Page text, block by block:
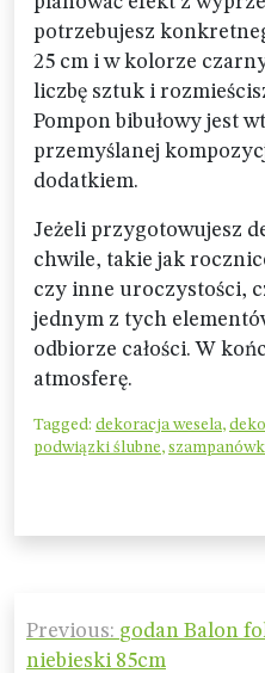
potrzebujesz
25 cm i w kolorze
liczbę sztuk i
Pompon bibułowy jest
przemyślanej
dodatkiem.
Jeżeli przygotowujesz
chwile, takie jak
czy inne uroczystości,
jednym z tych
odbiorze całości. W
atmosferę.
Tagged: dekoracja wesela,
podwiązki ślubne,
Nawigacja
wpisu
Previous: godan Balon
niebieski 85cm